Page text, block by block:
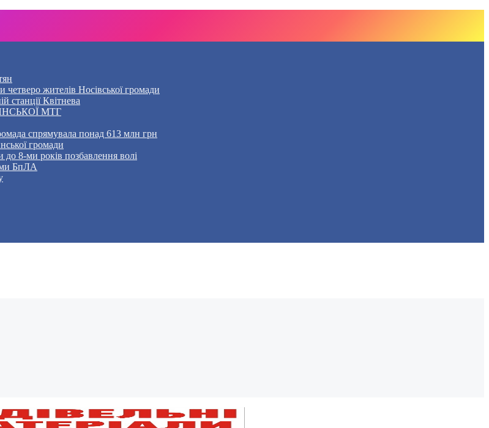
четверо жителів Носівської громади
станції Квітнева
МТГ
спрямувала понад 613 млн грн
громади
8-ми років позбавлення волі
БпЛА